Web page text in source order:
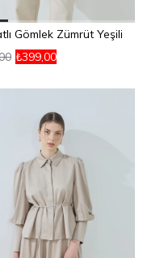
Gömlek Zümrüt Yeşili
₺399,00